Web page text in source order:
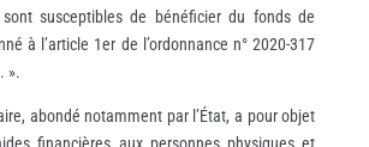
susceptibles de bénéficier du fonds de
à l’article 1er de l’ordonnance n° 2020-317
».
abondé notamment par l’État, a pour objet